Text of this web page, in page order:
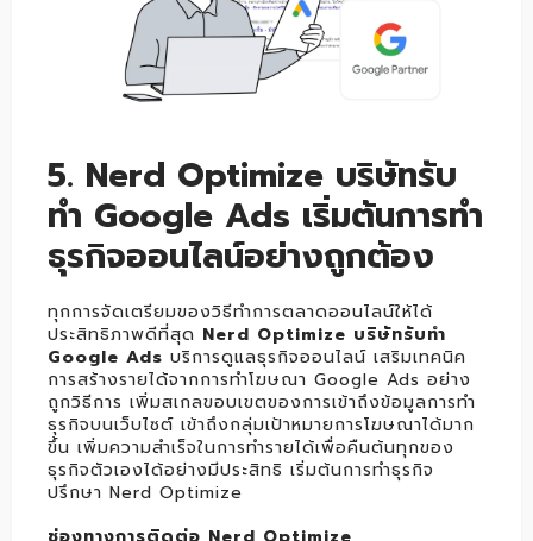
5. Nerd Optimize บริษัทรับ
ทำ Google Ads เริ่มต้นการทำ
ธุรกิจออนไลน์อย่างถูกต้อง
ทุกการจัดเตรียมของวิธีทำการตลาดออนไลน์ให้ได้
ประสิทธิภาพดีที่สุด Nerd Optimize บริษัทรับทำ
Google Ads บริการดูแลธุรกิจออนไลน์ เสริมเทคนิค
การสร้างรายได้จากการทำโฆษณา Google Ads อย่าง
ถูกวิธีการ เพิ่มสเกลขอบเขตของการเข้าถึงข้อมูลการทำ
ธุรกิจบนเว็บไซต์ เข้าถึงกลุ่มเป้าหมายการโฆษณาได้มาก
ขึ้น เพิ่มความสำเร็จในการทำรายได้เพื่อคืนต้นทุกของ
ธุรกิจตัวเองได้อย่างมีประสิทธิ เริ่มต้นการทำธุรกิจ
ปรึกษา Nerd Optimize